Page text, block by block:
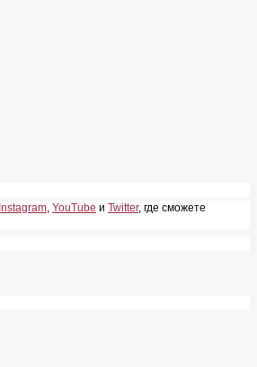
Instagram, YouTube и Twitter, где сможете